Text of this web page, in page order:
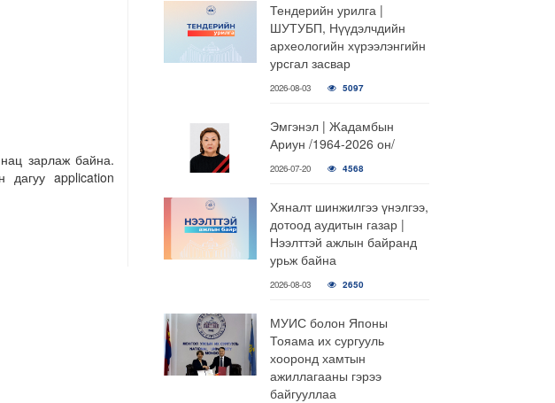
зарлаж байна.
application
Тендерийн урилга |
ШУТУБП, Нүүдэлчдийн
археологийн хүрээлэнгийн
урсгал засвар
2026-08-03 5097
Эмгэнэл | Жадамбын
Ариун /1964-2026 он/
2026-07-20 4568
Хяналт шинжилгээ үнэлгээ,
дотоод аудитын газар |
Нээлттэй ажлын байранд
урьж байна
2026-08-03 2650
МУИС болон Японы
Тояама их сургууль
хооронд хамтын
ажиллагааны гэрээ
байгууллаа